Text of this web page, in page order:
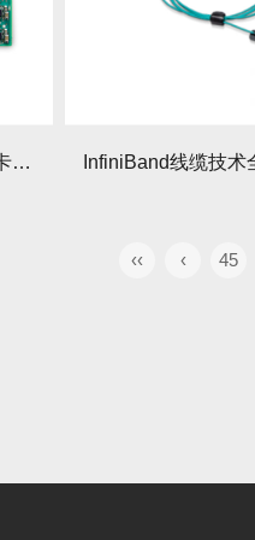
Mellanox MCX653106A-ECAT 网卡深度解析
‹‹ ‹ 45